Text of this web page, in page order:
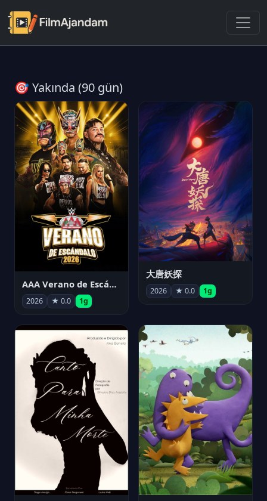
🎯 Yakında (90 gün)
AAA Verano de Escándalo 2026 - Week 3
2026 ★ 0.0 1g
大唐妖探
2026 ★ 0.0 1g